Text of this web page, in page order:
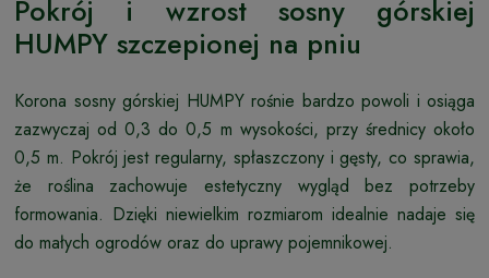
Pokrój i wzrost sosny górskiej
HUMPY szczepionej na pniu
Korona sosny górskiej HUMPY rośnie bardzo powoli i osiąga
zazwyczaj od 0,3 do 0,5 m wysokości, przy średnicy około
0,5 m. Pokrój jest regularny, spłaszczony i gęsty, co sprawia,
że roślina zachowuje estetyczny wygląd bez potrzeby
formowania. Dzięki niewielkim rozmiarom idealnie nadaje się
do małych ogrodów oraz do uprawy pojemnikowej.